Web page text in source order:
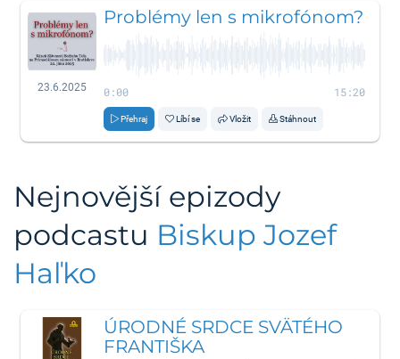
23.6.2025
Problémy len s mikrofónom?
0:00 15:20
Přehraj Líbí se Vložit Stáhnout
Nejnovější epizody
podcastu Biskup Jozef
Haľko
ÚRODNÉ SRDCE SVÄTÉHO
FRANTIŠKA